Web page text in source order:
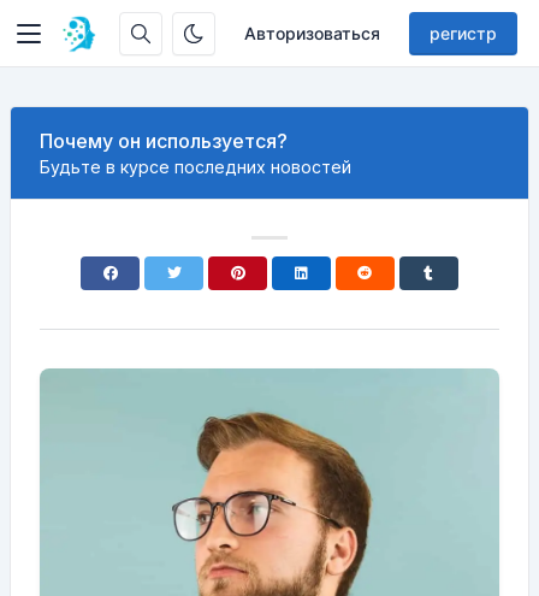
Авторизоваться регистр
Почему он используется?
Будьте в курсе последних новостей